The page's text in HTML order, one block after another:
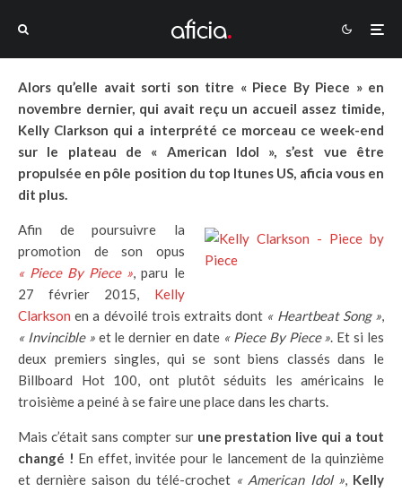
Alors qu’elle avait sorti son titre « Piece By Piece » en
novembre dernier, qui avait reçu un accueil assez timide,
Kelly Clarkson qui a interprété ce morceau ce week-end
sur le plateau de « American Idol », s’est vue être
propulsée en pôle position du top Itunes US, aficia vous en
dit plus.
Afin de poursuivre la
promotion de son opus
« Piece By Piece », paru le
27 février 2015, Kelly
Clarkson en a dévoilé trois extraits dont « Heartbeat Song »,
« Invincible »et le dernier en date « Piece By Piece ». Et si les
deux premiers singles, qui se sont biens classés dans le
Billboard Hot 100, ont plutôt séduits les américains le
troisième a peiné à se faire une place dans les charts.
Mais c’était sans compter sur une prestation live qui a tout
changé ! En effet, invitée pour le lancement de la quinzième
et dernière saison du télé-crochet « American Idol », Kelly